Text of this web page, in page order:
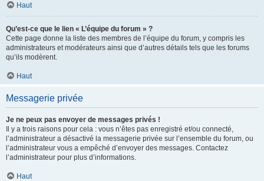
Haut
Qu’est-ce que le lien « L’équipe du forum » ?
Cette page donne la liste des membres de l’équipe du forum, y compris les
administrateurs et modérateurs ainsi que d’autres détails tels que les forums
qu’ils modèrent.
Haut
Messagerie privée
Je ne peux pas envoyer de messages privés !
Il y a trois raisons pour cela : vous n’êtes pas enregistré et/ou connecté,
l’administrateur a désactivé la messagerie privée sur l’ensemble du forum, ou
l’administrateur vous a empêché d’envoyer des messages. Contactez
l’administrateur pour plus d’informations.
Haut